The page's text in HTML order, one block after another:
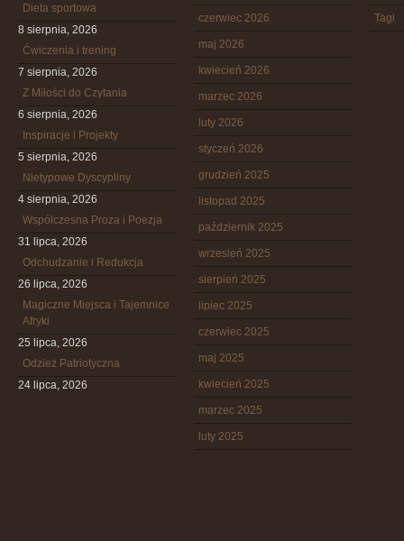
Dieta sportowa
8 sierpnia, 2026
Ćwiczenia i trening
7 sierpnia, 2026
Z Miłości do Czytania
6 sierpnia, 2026
Inspiracje i Projekty
5 sierpnia, 2026
Nietypowe Dyscypliny
4 sierpnia, 2026
Współczesna Proza i Poezja
31 lipca, 2026
Odchudzanie i Redukcja
26 lipca, 2026
Magiczne Miejsca i Tajemnice
Afryki
25 lipca, 2026
Odzież Patriotyczna
24 lipca, 2026
czerwiec 2026
maj 2026
kwiecień 2026
marzec 2026
luty 2026
styczeń 2026
grudzień 2025
listopad 2025
październik 2025
wrzesień 2025
sierpień 2025
lipiec 2025
czerwiec 2025
maj 2025
kwiecień 2025
marzec 2025
luty 2025
Tagi